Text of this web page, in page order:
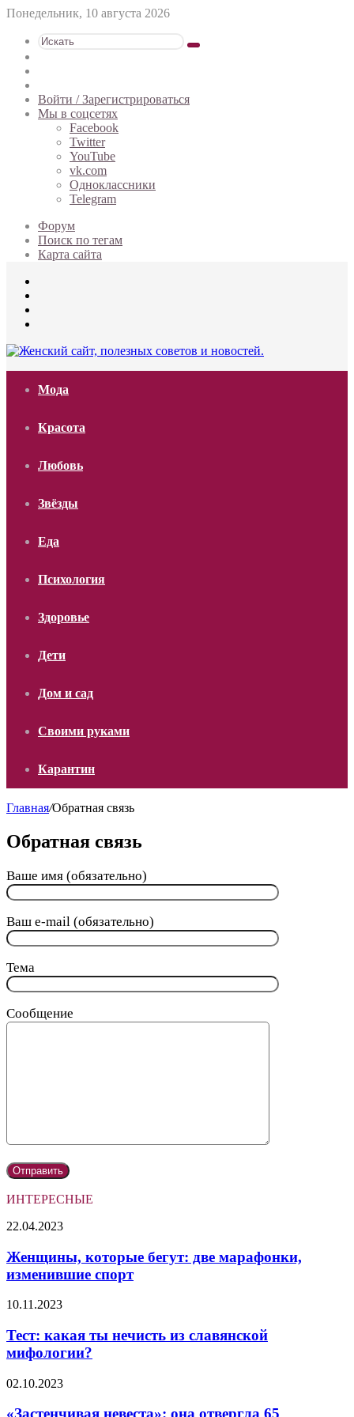
Понедельник, 10 августа 2026
Искать
статья
Войти / Зарегистрироваться
Мы в соцсетях
Facebook
Twitter
YouTube
vk.com
Одноклассники
Telegram
Форум
Поиск по тегам
Карта сайта
Мода
Красота
Любовь
Звёзды
Еда
Психология
Здоровье
Дети
Дом и сад
Своими руками
Карантин
Главная/Обратная связь
Обратная связь
Ваше имя (обязательно)
Ваш e-mail (обязательно)
Тема
Сообщение
ИНТЕРЕСНЫЕ
Женщины,
бегут:
две
марафонки,
спорт
22.04.2023
Женщины, которые бегут: две марафонки,
изменившие спорт
Тест:
ты
нечисть
из
мифологии?
10.11.2023
Тест: какая ты нечисть из славянской
мифологии?
«Застенчивая
она
02.10.2023